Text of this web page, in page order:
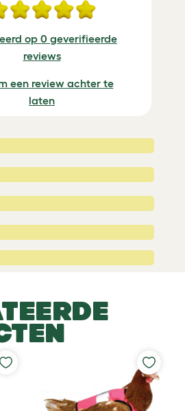
op 0 geverifieerde
reviews
een review achter te
laten